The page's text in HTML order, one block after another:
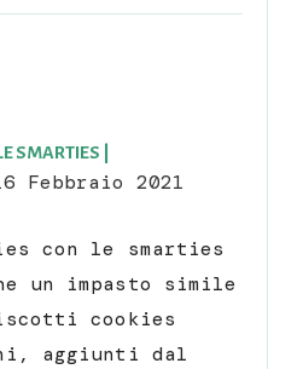
SMARTIES |
Febbraio 2021
con le smarties
un impasto simile
cookies
aggiunti dal